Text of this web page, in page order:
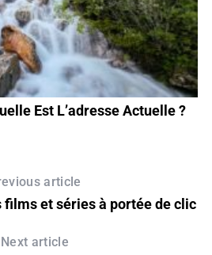
Est L’adresse Actuelle ?
article
films et séries à portée de clic
Next article